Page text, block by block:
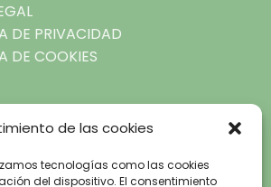
de las cookies
tecnologías como las cookies
del dispositivo. El consentimiento
DE PRIVACIDAD
DE COOKIES